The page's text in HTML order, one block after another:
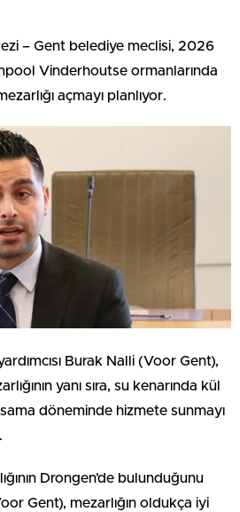
– Gent belediye meclisi, 2026
Vinderhoutse ormanlarında
açmayı planlıyor.
Burak Nalli (Voor Gent),
yanı sıra, su kenarında kül
döneminde hizmete sunmayı
Drongen’de bulunduğunu
Gent), mezarlığın oldukça iyi